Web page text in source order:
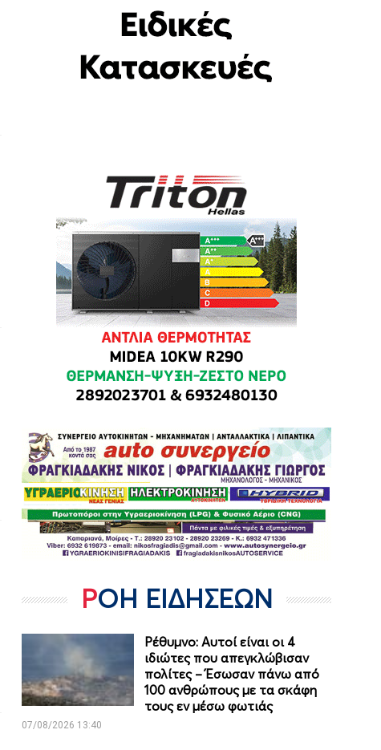
ΡΟΗ ΕΙΔΗΣΕΩΝ
Ρέθυμνο: Αυτοί είναι οι 4
ιδιώτες που απεγκλώβισαν
πολίτες – Έσωσαν πάνω από
100 ανθρώπους με τα σκάφη
τους εν μέσω φωτιάς
07/08/2026 13:40